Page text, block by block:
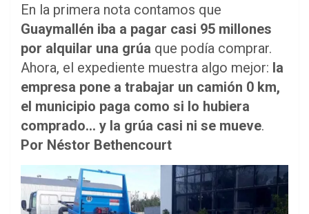
at
s
A
p
p
tt
er
ce
b
o
o
k
ail ail ar
e
En la primera nota contamos que
Guaymallén iba a pagar casi 95 millones
por alquilar una grúa que podía comprar.
Ahora, el expediente muestra algo mejor: la
empresa pone a trabajar un camión 0 km,
el municipio paga como si lo hubiera
comprado… y la grúa casi ni se mueve.
Por Néstor Bethencourt